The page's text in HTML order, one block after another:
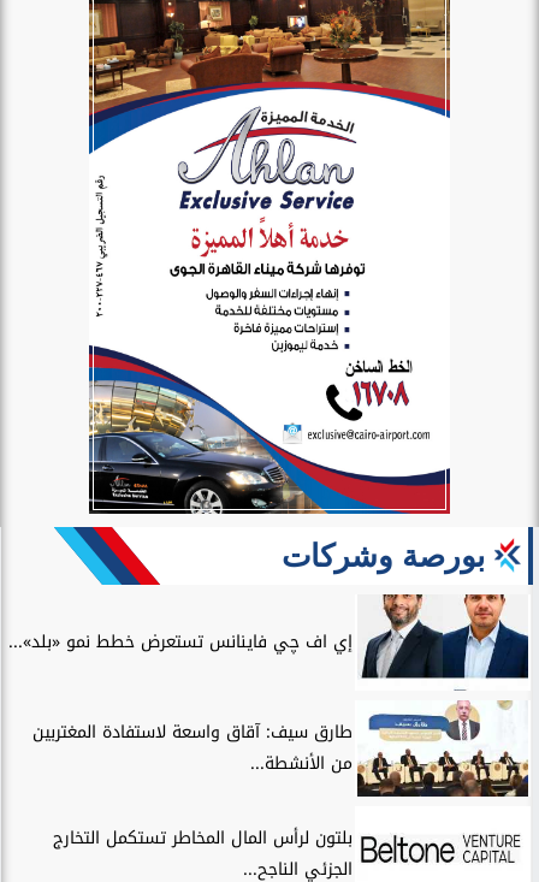
بورصة وشركات
إي اف چي فاينانس تستعرض خطط نمو «بلد»...
طارق سيف: آقاق واسعة لاستفادة المغتربين
من الأنشطة...
بلتون لرأس المال المخاطر تستكمل التخارج
الجزئي الناجح...